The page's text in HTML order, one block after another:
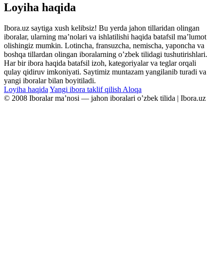
Loyiha haqida
Ibora.uz saytiga xush kelibsiz! Bu yerda jahon tillaridan olingan
iboralar, ularning maʼnolari va ishlatilishi haqida batafsil maʼlumot
olishingiz mumkin. Lotincha, fransuzcha, nemischa, yaponcha va
boshqa tillardan olingan iboralarning oʼzbek tilidagi tushutirishlari.
Har bir ibora haqida batafsil izoh, kategoriyalar va teglar orqali
qulay qidiruv imkoniyati. Saytimiz muntazam yangilanib turadi va
yangi iboralar bilan boyitiladi.
Loyiha haqida Yangi ibora taklif qilish Aloqa
© 2008 Iboralar maʼnosi — jahon iboralari oʼzbek tilida | Ibora.uz